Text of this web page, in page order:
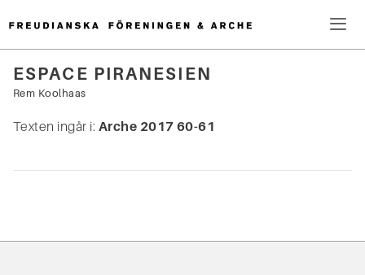
till
innehåll
Sök
ESPACE PIRANESIEN
Rem Koolhaas
Texten ingår i: Arche 2017 60-61